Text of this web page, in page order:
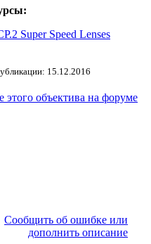
Super Speed Lenses
15.12.2016
этого объектива на форуме
Сообщить об ошибке или
дополнить описание